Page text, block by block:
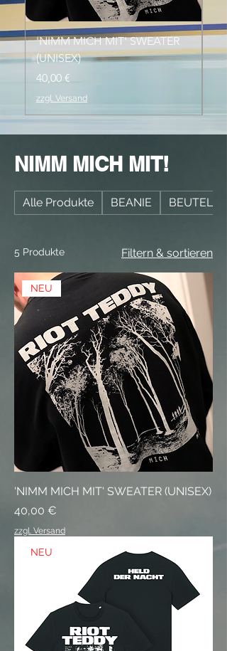
'NIMM MICH MIT' SWEATER
(UNISEX)
Preis
40,00 €
zzgl. Versand
NIMM MICH MIT!
Alle Produkte BEANIE BEUTEL
5 Produkte Filtern & sortieren
NEU
'NIMM MICH MIT' SWEATER (UNISEX)
Preis
40,00 €
zzgl. Versand
NEU